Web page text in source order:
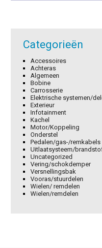
Categorieën
Accessoires
Achteras
Algemeen
Bobine
Carrosserie
Elektrische systemen/
Exterieur
Infotainment
Kachel
Motor/Koppeling
Onderstel
Pedalen/gas-/remkabels
Uitlaatsysteem/
Uncategorized
Vering/schokdemper
Versnellingsbak
Vooras/stuurdelen
Wielen/ remdelen
Wielen/remdelen